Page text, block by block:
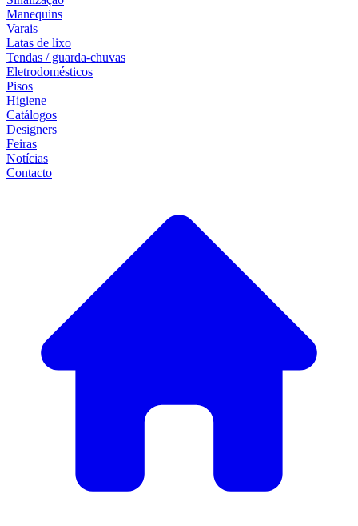
Manequins
Varais
Latas de lixo
Tendas / guarda-chuvas
Eletrodomésticos
Pisos
Higiene
Catálogos
Designers
Feiras
Notícias
Contacto